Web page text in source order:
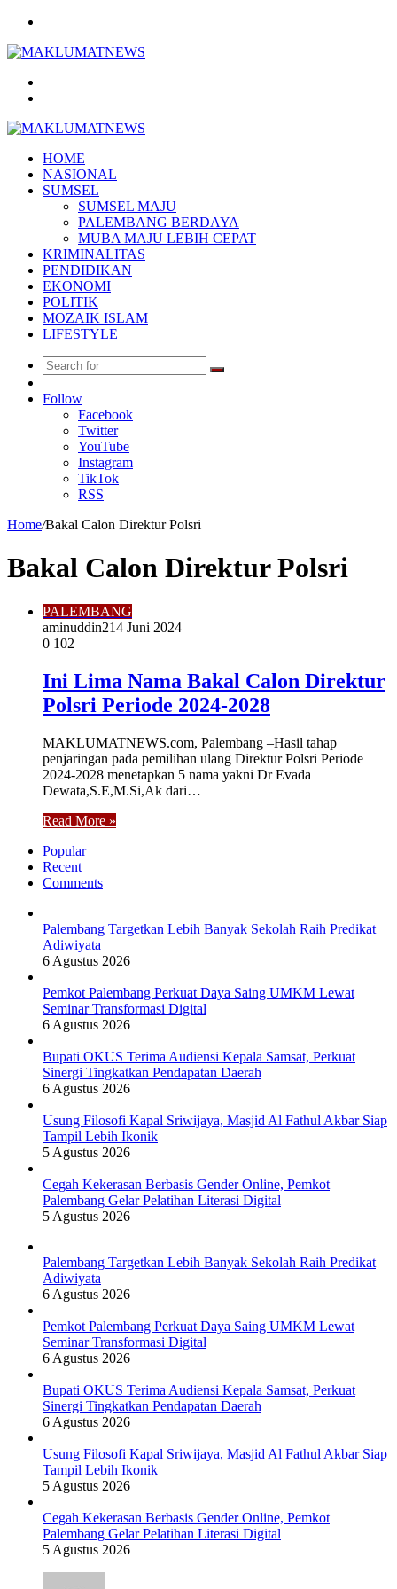
HOME
NASIONAL
SUMSEL
SUMSEL MAJU
PALEMBANG BERDAYA
MUBA MAJU LEBIH CEPAT
KRIMINALITAS
PENDIDIKAN
EKONOMI
POLITIK
MOZAIK ISLAM
LIFESTYLE
Search
Article
Follow
Facebook
Twitter
YouTube
Instagram
TikTok
RSS
Home/Bakal Calon Direktur Polsri
Bakal Calon Direktur Polsri
PALEMBANG
aminuddin214 Juni 2024
0 102
Ini Lima Nama Bakal Calon Direktur
Polsri Periode 2024-2028
MAKLUMATNEWS.com, Palembang –Hasil tahap
penjaringan pada pemilihan ulang Direktur Polsri Periode
2024-2028 menetapkan 5 nama yakni Dr Evada
Dewata,S.E,M.Si,Ak dari…
Read More »
Popular
Recent
Comments
Palembang Targetkan Lebih Banyak Sekolah Raih Predikat
Adiwiyata
6 Agustus 2026
Pemkot Palembang Perkuat Daya Saing UMKM Lewat
Seminar Transformasi Digital
6 Agustus 2026
Bupati OKUS Terima Audiensi Kepala Samsat, Perkuat
Sinergi Tingkatkan Pendapatan Daerah
6 Agustus 2026
Usung Filosofi Kapal Sriwijaya, Masjid Al Fathul Akbar Siap
Tampil Lebih Ikonik
5 Agustus 2026
Cegah Kekerasan Berbasis Gender Online, Pemkot
Palembang Gelar Pelatihan Literasi Digital
5 Agustus 2026
Palembang Targetkan Lebih Banyak Sekolah Raih Predikat
Adiwiyata
6 Agustus 2026
Pemkot Palembang Perkuat Daya Saing UMKM Lewat
Seminar Transformasi Digital
6 Agustus 2026
Bupati OKUS Terima Audiensi Kepala Samsat, Perkuat
Sinergi Tingkatkan Pendapatan Daerah
6 Agustus 2026
Usung Filosofi Kapal Sriwijaya, Masjid Al Fathul Akbar Siap
Tampil Lebih Ikonik
5 Agustus 2026
Cegah Kekerasan Berbasis Gender Online, Pemkot
Palembang Gelar Pelatihan Literasi Digital
5 Agustus 2026